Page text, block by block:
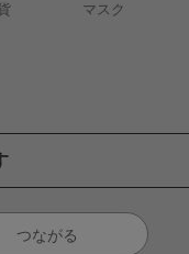
マスク
つながる